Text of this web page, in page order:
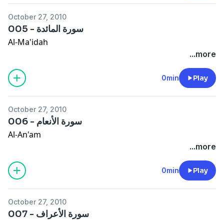
October 27, 2010
005 - سورة المائدة
Al-Ma'idah
...more
0min Play
October 27, 2010
006 - سورة الأنعام
Al-An'am
...more
0min Play
October 27, 2010
007 - سورة الأعراف